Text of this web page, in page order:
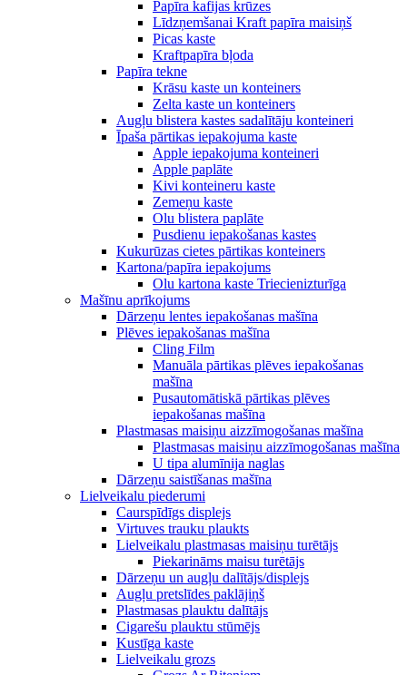
Papīra kafijas krūzes
Līdzņemšanai Kraft papīra maisiņš
Picas kaste
Kraftpapīra bļoda
Papīra tekne
Krāsu kaste un konteiners
Zelta kaste un konteiners
Augļu blistera kastes sadalītāju konteineri
Īpaša pārtikas iepakojuma kaste
Apple iepakojuma konteineri
Apple paplāte
Kivi konteineru kaste
Zemeņu kaste
Olu blistera paplāte
Pusdienu iepakošanas kastes
Kukurūzas cietes pārtikas konteiners
Kartona/papīra iepakojums
Olu kartona kaste Triecienizturīga
Mašīnu aprīkojums
Dārzeņu lentes iepakošanas mašīna
Plēves iepakošanas mašīna
Cling Film
Manuāla pārtikas plēves iepakošanas
mašīna
Pusautomātiskā pārtikas plēves
iepakošanas mašīna
Plastmasas maisiņu aizzīmogošanas mašīna
Plastmasas maisiņu aizzīmogošanas mašīna
U tipa alumīnija naglas
Dārzeņu saistīšanas mašīna
Lielveikalu piederumi
Caurspīdīgs displejs
Virtuves trauku plaukts
Lielveikalu plastmasas maisiņu turētājs
Piekarināms maisu turētājs
Dārzeņu un augļu dalītājs/displejs
Augļu pretslīdes paklājiņš
Plastmasas plauktu dalītājs
Cigarešu plauktu stūmējs
Kustīga kaste
Lielveikalu grozs